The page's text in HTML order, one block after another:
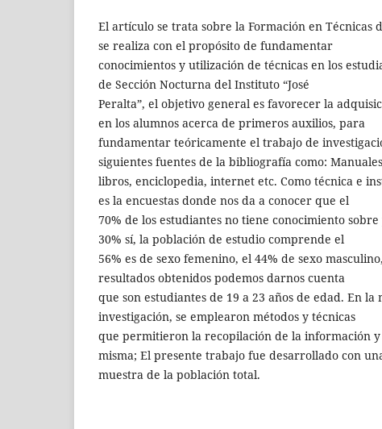
El artículo se trata sobre la Formación en Técnicas
se realiza con el propósito de fundamentar
conocimientos y utilización de técnicas en los
de Sección Nocturna del Instituto “José
Peralta”, el objetivo general es favorecer la
en los alumnos acerca de primeros auxilios, para
fundamentar teóricamente el trabajo de
siguientes fuentes de la bibliografía como:
libros, enciclopedia, internet etc. Como técnica e
es la encuestas donde nos da a conocer que el
70% de los estudiantes no tiene conocimiento
30% sí, la población de estudio comprende el
56% es de sexo femenino, el 44% de sexo
resultados obtenidos podemos darnos cuenta
que son estudiantes de 19 a 23 años de edad. En la
investigación, se emplearon métodos y técnicas
que permitieron la recopilación de la información y
misma; El presente trabajo fue desarrollado con
muestra de la población total.